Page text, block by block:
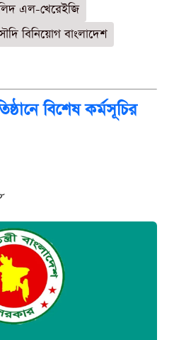
এল-খেরেইজি
বিনিয়োগ বাংলাদেশ
বিশেষ কর্মসূচির